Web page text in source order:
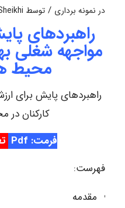
در نمونه برداری / توسط
راهبردهای
مواجهه شغلی
محیط
راهبردهای پایش برای
کارکنان
فرمت: Pdf
فهرست:
مقدمه